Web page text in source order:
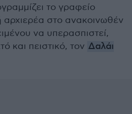
το γραφείο
αρχιερέα στο ανακοινωθέν
να υπερασπιστεί,
και πειστικό, τον Δαλάι